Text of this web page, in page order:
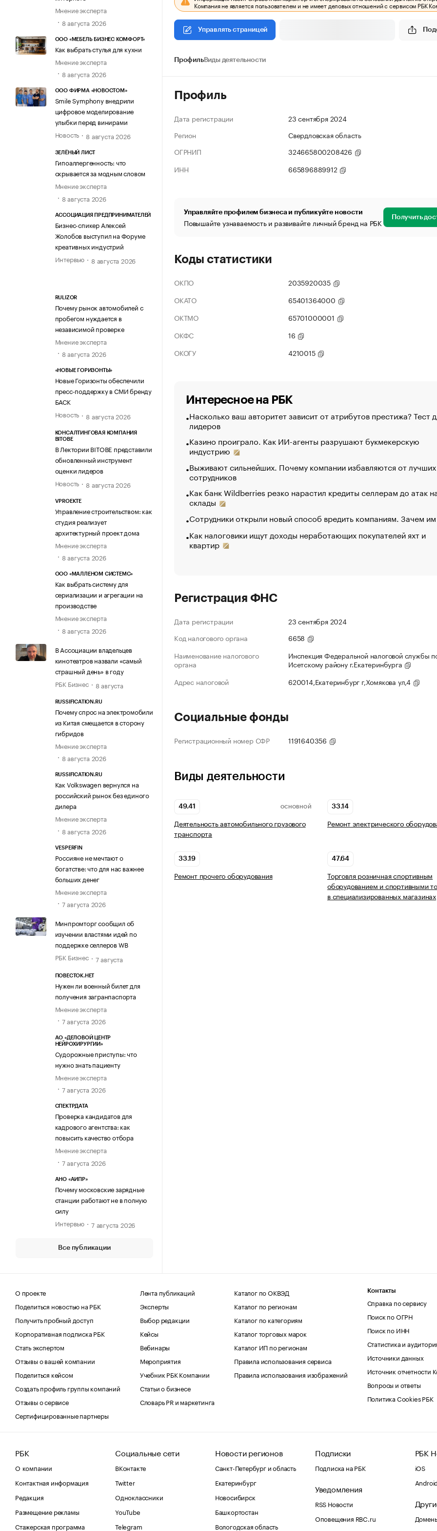
Мнение эксперта
8 августа 2026
ООО «МЕБЕЛЬ БИЗНЕС КОМФОРТ»
Как выбрать стулья для кухни
Мнение эксперта
8 августа 2026
ООО ФИРМА «НОВОСТОМ»
Smile Symphony внедрили
цифровое моделирование
улыбки перед винирами
Новость
8 августа 2026
ЗЕЛЁНЫЙ ЛИСТ
Гипоаллергенность: что
скрывается за модным словом
Мнение эксперта
8 августа 2026
АССОЦИАЦИЯ ПРЕДПРИНИМАТЕЛЕЙ
Бизнес-спикер Алексей
Жолобов выступил на Форуме
креативных индустрий
Интервью
8 августа 2026
RULIZOR
Почему рынок автомобилей с
пробегом нуждается в
независимой проверке
Мнение эксперта
8 августа 2026
«НОВЫЕ ГОРИЗОНТЫ»
Новые Горизонты обеспечили
пресс-поддержку в СМИ бренду
БАСК
Новость
8 августа 2026
КОНСАЛТИНГОВАЯ КОМПАНИЯ
BITOBE
В Лектории BITOBE представили
обновленный инструмент
оценки лидеров
Новость
8 августа 2026
VPROEKTE
Управление строительством: как
студия реализует
архитектурный проект дома
Мнение эксперта
8 августа 2026
ООО «МАЛЛЕНОМ СИСТЕМС»
Как выбрать систему для
сериализации и агрегации на
производстве
Мнение эксперта
8 августа 2026
В Ассоциации владельцев
кинотеатров назвали «самый
страшный день» в году
РБК Бизнес
8 августа
RUSSIFICATION.RU
Почему спрос на электромобили
из Китая смещается в сторону
гибридов
Мнение эксперта
8 августа 2026
RUSSIFICATION.RU
Как Volkswagen вернулся на
российский рынок без единого
дилера
Мнение эксперта
8 августа 2026
VESPERFIN
Россияне не мечтают о
богатстве: что для нас важнее
больших денег
Мнение эксперта
7 августа 2026
Минпромторг сообщил об
изучении властями идей по
поддержке селлеров WB
РБК Бизнес
7 августа
ПОВЕСТОК.НЕТ
Нужен ли военный билет для
получения загранпаспорта
Мнение эксперта
7 августа 2026
АО «ДЕЛОВОЙ ЦЕНТР
НЕЙРОХИРУРГИИ»
Судорожные приступы: что
нужно знать пациенту
Мнение эксперта
7 августа 2026
СПЕКТРДАТА
Проверка кандидатов для
кадрового агентства: как
повысить качество отбора
Мнение эксперта
7 августа 2026
АНО «АИПР»
Почему московские зарядные
станции работают не в полную
силу
Интервью
7 августа 2026
Все публикации
Компания не является пользователем и не имеет деловых отношений с сервисом РБК
Управлять страницей
ПрофильВиды деятельности
Профиль
Дата регистрации
23 сентября 2024
Регион
Свердловская область
ОГРНИП
324665800208426
ИНН
665896889912
Управляйте профилем бизнеса и публикуйте новости
Повышайте узнаваемость и развивайте личный бренд на РБК Получить
Коды статистики
ОКПО
2035920035
ОКАТО
65401364000
ОКТМО
65701000001
ОКФС
16
ОКОГУ
4210015
Интересное на РБК
Насколько ваш авторитет зависит от атрибутов престижа? Тест
лидеров
Казино проиграло. Как ИИ-агенты разрушают букмекерскую
индустрию
Выживают сильнейших. Почему компании избавляются от лучших
сотрудников
Как банк Wildberries резко нарастил кредиты селлерам до атак
склады
Сотрудники открыли новый способ вредить компаниям. Зачем
Как налоговики ищут доходы неработающих покупателей яхт и
квартир
Регистрация ФНС
Дата регистрации
23 сентября 2024
Код налогового органа
6658
Наименование налогового
органа
Инспекция Федеральной налоговой службы
Исетскому району г.Екатеринбурга
Адрес налоговой
620014,Екатеринбург г,Хомякова ул,4
Социальные фонды
Регистрационный номер СФР 1191640356
Виды деятельности
49.41 ОСНОВНОЙ
Деятельность автомобильного грузового
транспорта
33.14
Ремонт электрического
33.19
Ремонт прочего оборудования
47.64
Торговля розничная спортивным
оборудованием и спортивными
в специализированных магазинах
О проекте
Поделиться новостью на РБК
Получить пробный доступ
Корпоративная подписка РБК
Стать экспертом
Отзывы о вашей компании
Поделиться кейсом
Создать профиль группы компаний
Отзывы о сервисе
Сертифицированные партнеры
Лента публикаций
Эксперты
Выбор редакции
Кейсы
Вебинары
Мероприятия
Учебник РБК Компании
Статьи о бизнесе
Словарь PR и маркетинга
Каталог по ОКВЭД
Каталог по регионам
Каталог по категориям
Каталог торговых марок
Каталог ИП по регионам
Правила использования сервиса
Правила использования изображений
Контакты
Справка по сервису
Поиск по ОГРН
Поиск по ИНН
Статистика и
Источники данных
Источник отчетности
Вопросы и ответы
Политика Cookies РБК
РБК
О компании
Контактная информация
Редакция
Размещение рекламы
Стажерская программа
Социальные сети
ВКонтакте
Twitter
Одноклассники
YouTube
Telegram
Новости регионов
Санкт-Петербург и область
Екатеринбург
Новосибирск
Башкортостан
Вологодская область
Подписки
Подписка на РБК
Уведомления
RSS Новости
Оповещения RBC.ru
РБК
iOS